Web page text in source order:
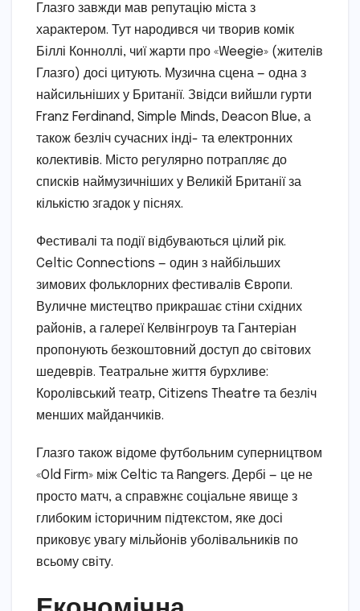
Глазго завжди мав репутацію міста з
характером. Тут народився чи творив комік
Біллі Конноллі, чиї жарти про «Weegie» (жителів
Глазго) досі цитують. Музична сцена — одна з
найсильніших у Британії. Звідси вийшли гурти
Franz Ferdinand, Simple Minds, Deacon Blue, а
також безліч сучасних інді- та електронних
колективів. Місто регулярно потрапляє до
списків наймузичніших у Великій Британії за
кількістю згадок у піснях.
Фестивалі та події відбуваються цілий рік.
Celtic Connections — один з найбільших
зимових фольклорних фестивалів Європи.
Вуличне мистецтво прикрашає стіни східних
районів, а галереї Келвінгроув та Гантеріан
пропонують безкоштовний доступ до світових
шедеврів. Театральне життя бурхливе:
Королівський театр, Citizens Theatre та безліч
менших майданчиків.
Глазго також відоме футбольним суперництвом
«Old Firm» між Celtic та Rangers. Дербі — це не
просто матч, а справжнє соціальне явище з
глибоким історичним підтекстом, яке досі
приковує увагу мільйонів уболівальників по
всьому світу.